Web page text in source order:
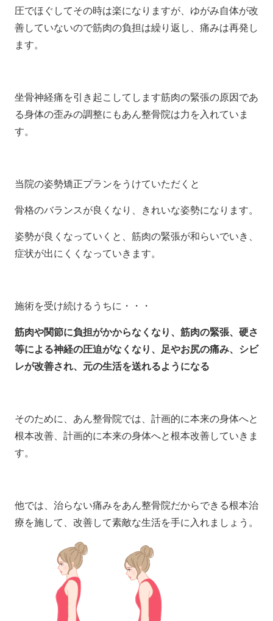
圧でほぐしてその時は楽になりますが、ゆがみ自体が改
善していないので筋肉の負担は繰り返し、痛みは再発し
ます。
坐骨神経痛を引き起こしてします筋肉の緊張の原因であ
る身体の歪みの調整にもあん整骨院は力を入れていま
す。
当院の姿勢矯正プランをうけていただくと
骨格のバランスが良くなり、きれいな姿勢になります。
姿勢が良くなっていくと、筋肉の緊張が和らいでいき、
症状が出にくくなっていきます。
施術を受け続けるうちに・・・
筋肉や関節に負担がかからなくなり、筋肉の緊張、硬さ
等による神経の圧迫がなくなり、足やお尻の痛み、シビ
レが改善され、元の生活を送れるようになる
そのために、あん整骨院では、計画的に本来の身体へと
根本改善、計画的に本来の身体へと根本改善していきま
す。
他では、治らない痛みをあん整骨院だからできる根本治
療を施して、改善して素敵な生活を手に入れましょう。